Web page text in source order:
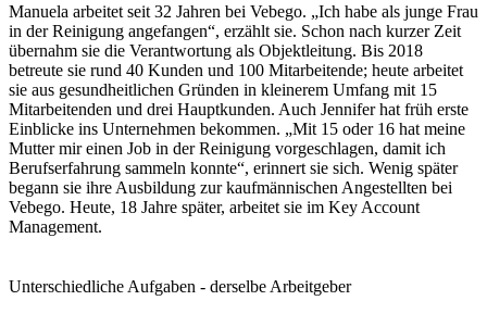
Manuela arbeitet seit 32 Jahren bei Vebego. „Ich habe als junge Frau
in der Reinigung angefangen“, erzählt sie. Schon nach kurzer Zeit
übernahm sie die Verantwortung als Objektleitung. Bis 2018
betreute sie rund 40 Kunden und 100 Mitarbeitende; heute arbeitet
sie aus gesundheitlichen Gründen in kleinerem Umfang mit 15
Mitarbeitenden und drei Hauptkunden. Auch Jennifer hat früh erste
Einblicke ins Unternehmen bekommen. „Mit 15 oder 16 hat meine
Mutter mir einen Job in der Reinigung vorgeschlagen, damit ich
Berufserfahrung sammeln konnte“, erinnert sie sich. Wenig später
begann sie ihre Ausbildung zur kaufmännischen Angestellten bei
Vebego. Heute, 18 Jahre später, arbeitet sie im Key Account
Management.
Unterschiedliche Aufgaben - derselbe Arbeitgeber